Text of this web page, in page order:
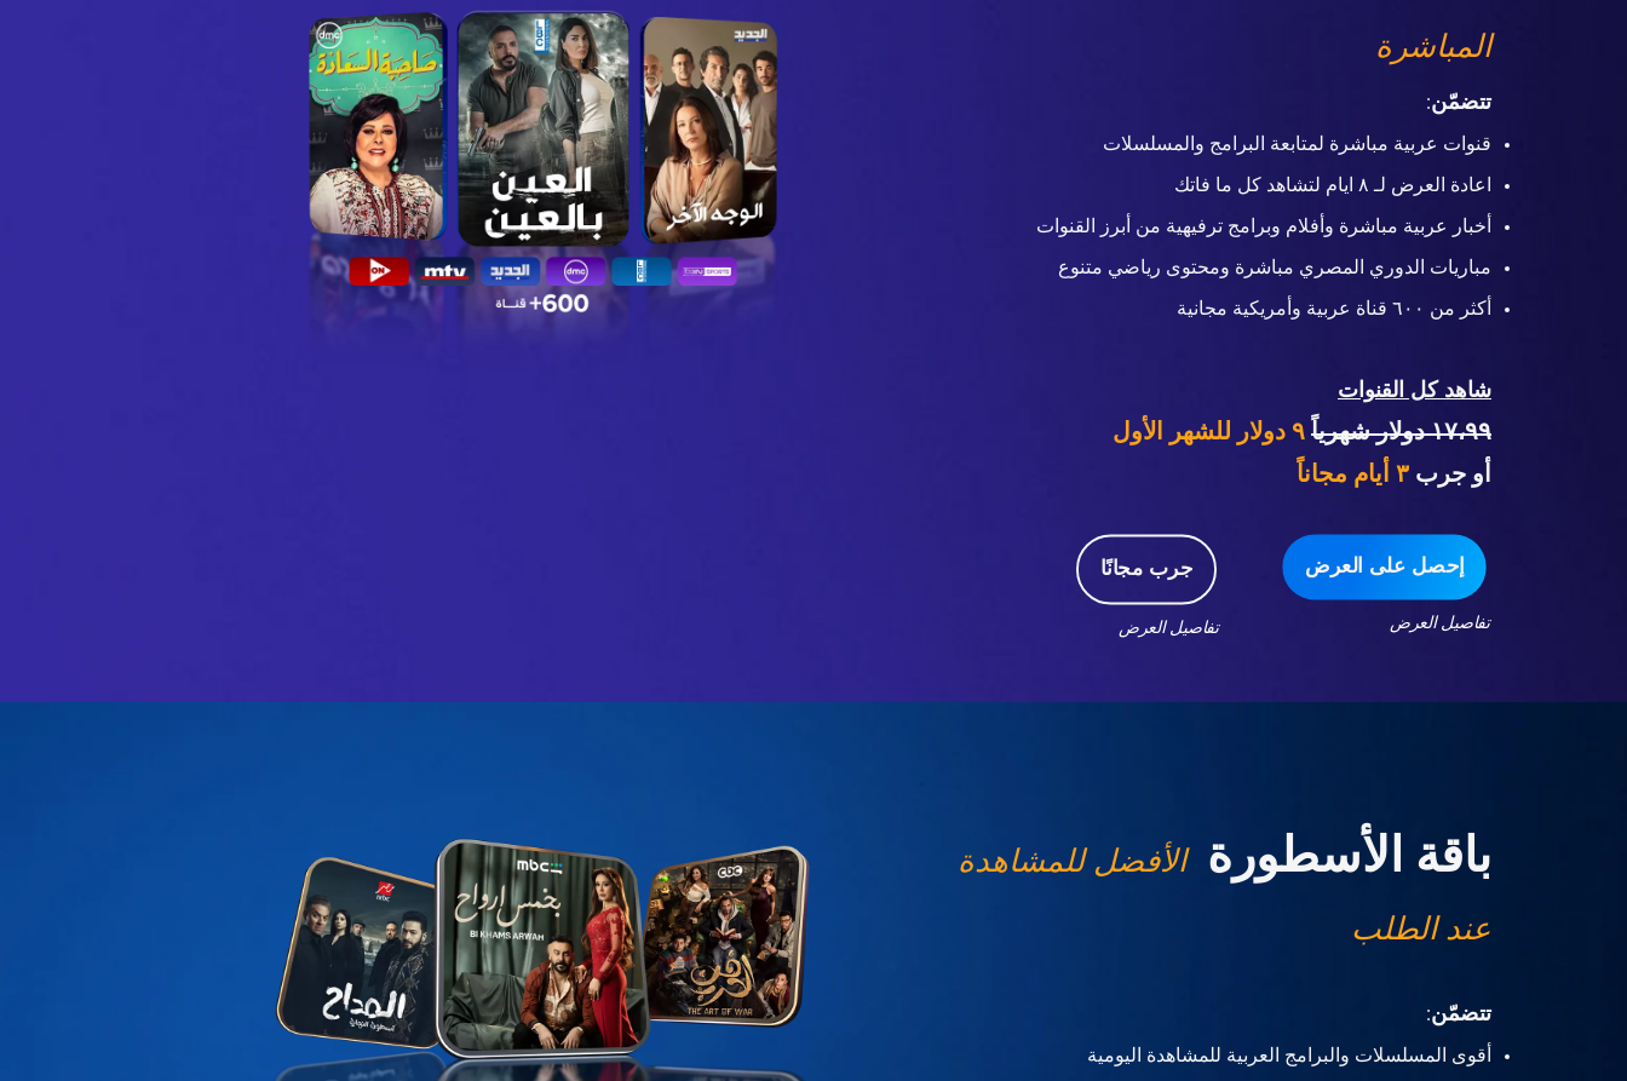
المباشرة
تتضمّن:
قنوات عربية مباشرة لمتابعة البرامج والمسلسلات
اعادة العرض لـ ٨ ايام لتشاهد كل ما فاتك
أخبار عربية مباشرة وأفلام وبرامج ترفيهية من أبرز القنوات
مباريات الدوري المصري مباشرة ومحتوى رياضي متنوع
أكثر من ٦٠٠ قناة عربية وأمريكية مجانية
شاهد كل القنوات
١٧،٩٩ دولار شهرياً
أو جرب ٣ أيام مجاناً
جرب مجانًا
تفاصيل العرض
إحصل على العرض
تفاصيل العرض
باقة الأسطورة الأفضل للمشاهدة
عند الطلب
تتضمّن:
أقوى المسلسلات والبرامج العربية للمشاهدة اليومية